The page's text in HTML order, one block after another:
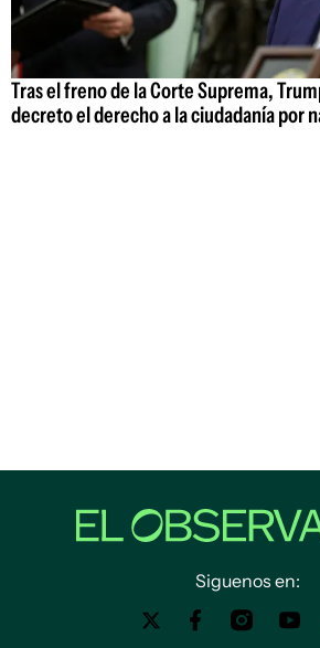
Tras el freno de la Corte Suprema,
decreto el derecho a la ciudadanía por
Siguenos en: